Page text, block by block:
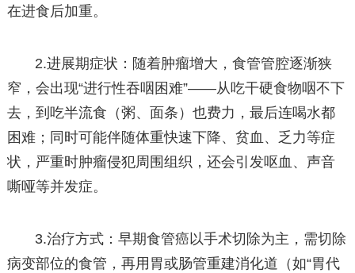
在进食后加重。
2.进展期症状：随着肿瘤增大，食管管腔逐渐狭
窄，会出现“进行性吞咽困难”——从吃干硬食物咽不下
去，到吃半流食（粥、面条）也费力，最后连喝水都
困难；同时可能伴随体重快速下降、贫血、乏力等症
状，严重时肿瘤侵犯周围组织，还会引发呕血、声音
嘶哑等并发症。
3.治疗方式：早期食管癌以手术切除为主，需切除
病变部位的食管，再用胃或肠管重建消化道（如“胃代